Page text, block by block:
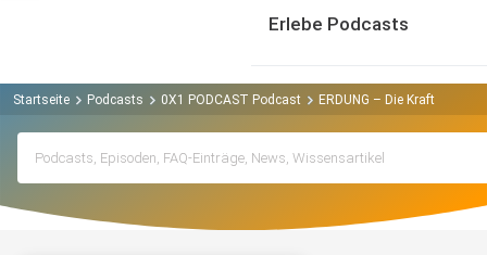
Erlebe Podcasts
Startseite Podcasts 0X1 PODCAST Podcast ERDUNG – Die Kraft der